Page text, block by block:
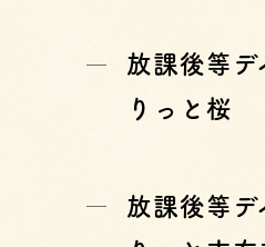
放課後等デ
りっと桜
放課後等デ